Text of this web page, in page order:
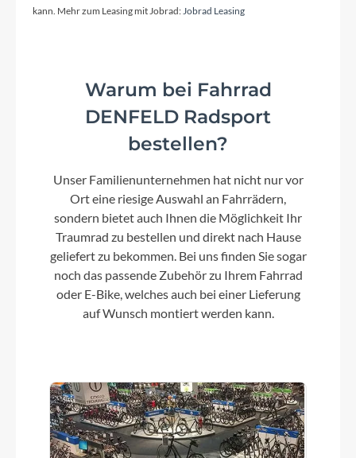
Kette
Vorderrad Nabe
BGM Allroad, Centerlock, Disc, 12x100 mm
Achse
Gewicht
10,8 kg
Laufradgröße
28 Zoll
kann. Mehr zum Leasing mit Jobrad:Jobrad Leasing
Warum bei Fahrrad
DENFELD Radsport
bestellen?
Unser Familienunternehmen hat nicht nur vor
Ort eine riesige Auswahl an Fahrrädern,
sondern bietet auch Ihnen die Möglichkeit Ihr
Traumrad zu bestellen und direkt nach Hause
geliefert zu bekommen. Bei uns finden Sie sogar
noch das passende Zubehör zu Ihrem Fahrrad
oder E-Bike, welches auch bei einer Lieferung
auf Wunsch montiert werden kann.